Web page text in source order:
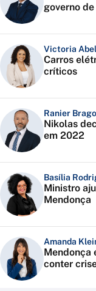
governo de
Victoria Abel
Carros
críticos
Ranier
Nikolas
em 2022
Basília
Ministro
Mendonça
Amanda
Mendonça
conter